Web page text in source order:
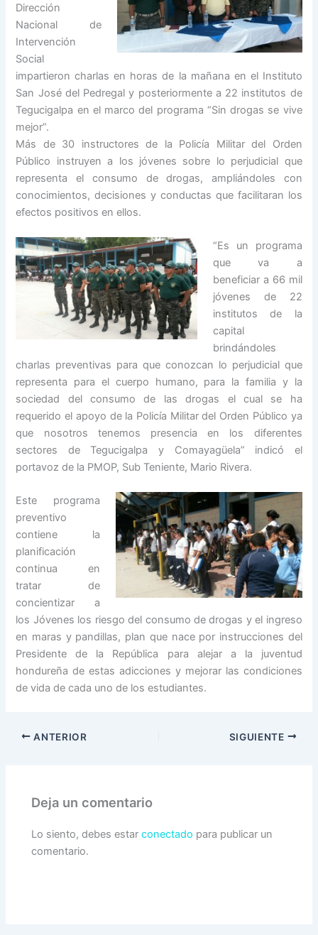
Dirección
Nacional de
Intervención
Social
impartieron charlas en horas de la mañana en el Instituto
San José del Pedregal y posteriormente a 22 institutos de
Tegucigalpa en el marco del programa “Sin drogas se vive
mejor”.
Más de 30 instructores de la Policía Militar del Orden
Público instruyen a los jóvenes sobre lo perjudicial que
representa el consumo de drogas, ampliándoles con
conocimientos, decisiones y conductas que facilitaran los
efectos positivos en ellos.
“Es un programa
que va a
beneficiar a 66 mil
jóvenes de 22
institutos de la
capital
brindándoles
charlas preventivas para que conozcan lo perjudicial que
representa para el cuerpo humano, para la familia y la
sociedad del consumo de las drogas el cual se ha
requerido el apoyo de la Policía Militar del Orden Público ya
que nosotros tenemos presencia en los diferentes
sectores de Tegucigalpa y Comayagüela” indicó el
portavoz de la PMOP, Sub Teniente, Mario Rivera.
Este programa
preventivo
contiene la
planificación
continua en
tratar de
concientizar a
los Jóvenes los riesgo del consumo de drogas y el ingreso
en maras y pandillas, plan que nace por instrucciones del
Presidente de la República para alejar a la juventud
hondureña de estas adicciones y mejorar las condiciones
de vida de cada uno de los estudiantes.
ANTERIOR SIGUIENTE
Deja un comentario
Lo siento, debes estarconectado para publicar un
comentario.